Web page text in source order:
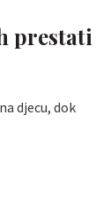
prestati
djecu, dok